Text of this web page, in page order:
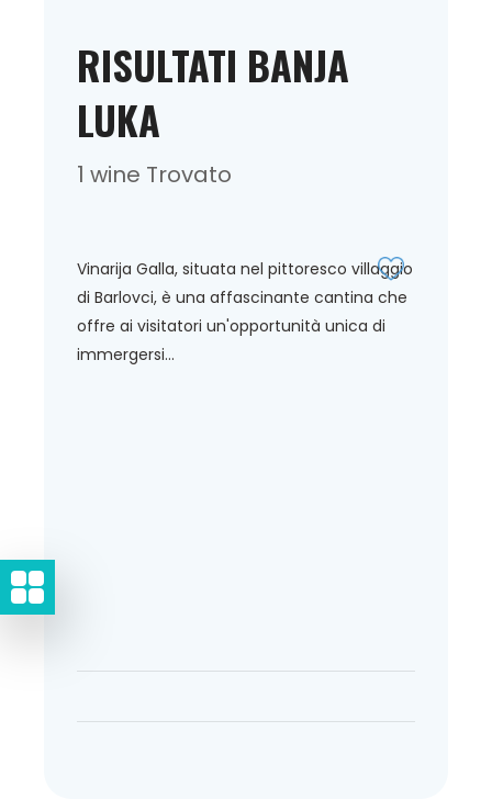
RISULTATI BANJA
LUKA
1 wine Trovato
Vinarija Galla, situata nel pittoresco villaggio
di Barlovci, è una affascinante cantina che
offre ai visitatori un'opportunità unica di
immergersi...